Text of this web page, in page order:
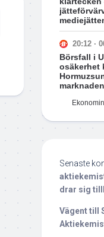
20:12 ·
Börsfall i
osäkerhet
marknaden
Senaste
drar sig
Vägent till